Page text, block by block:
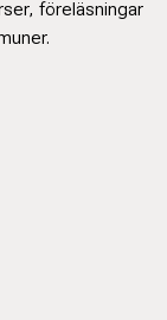
föreläsningar